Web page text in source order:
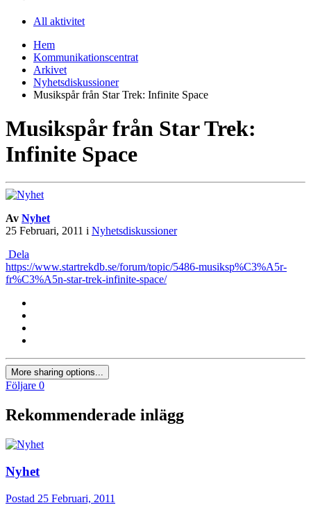
All aktivitet
Hem
Kommunikationscentrat
Arkivet
Nyhetsdiskussioner
Musikspår från Star Trek: Infinite Space
Musikspår från Star Trek:
Infinite Space
Av Nyhet
25 Februari, 2011 i Nyhetsdiskussioner
Dela
https://www.startrekdb.se/forum/topic/5486-musiksp%C3%A5r-
fr%C3%A5n-star-trek-infinite-space/
More sharing options...
Följare 0
Rekommenderade inlägg
Nyhet
Postad 25 Februari, 2011